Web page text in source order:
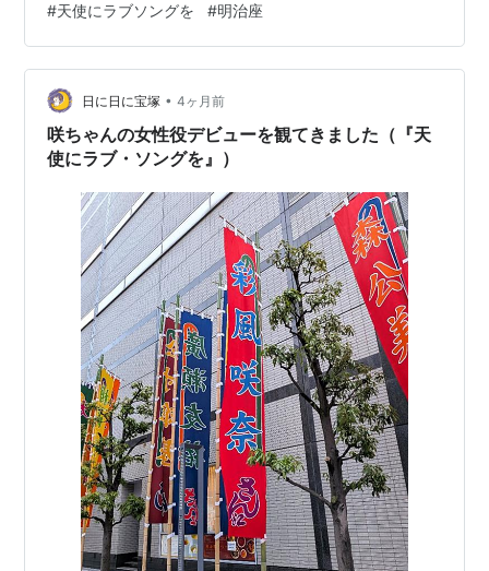
～シスター・アクト～』は、2026年4月7日の13時公演に
続き、18時公演も中止になった。明治座の公式サイトで
は、4月7日の本日の開演時間が昼夜とも公演中止となっ
ている。東宝は、複数の出演者の体調不良を理由に挙
げ、13時公演の中止を案内した。13時公演の入場券代金
は払い戻しの対象…
#天使にラブソングを #明治座
日に日に宝塚 • 4ヶ月前
咲ちゃんの女性役デビューを観てきました（『天
使にラブ・ソングを』）